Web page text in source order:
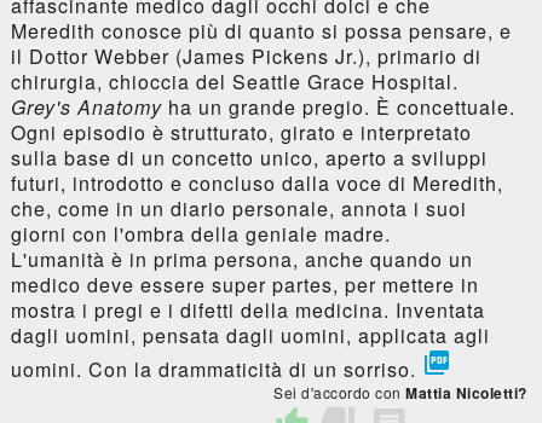
Meredith conosce più di quanto si possa pensare, e
il Dottor Webber (James Pickens Jr.), primario di
chirurgia, chioccia del Seattle Grace Hospital.
Grey's Anatomyha un grande pregio. È concettuale.
Ogni episodio è strutturato, girato e interpretato
sulla base di un concetto unico, aperto a sviluppi
futuri, introdotto e concluso dalla voce di Meredith,
che, come in un diario personale, annota i suoi
giorni con l'ombra della geniale madre.
L'umanità è in prima persona, anche quando un
medico deve essere super partes, per mettere in
mostra i pregi e i difetti della medicina. Inventata
dagli uomini, pensata dagli uomini, applicata agli
uomini. Con la drammaticità di un sorriso. 
Sei d'accordo conMattia Nicoletti?